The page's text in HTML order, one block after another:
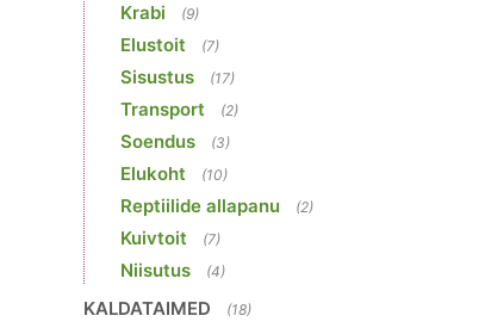
Krabi (9)
Elustoit (7)
Sisustus (17)
Transport (2)
Soendus (3)
Elukoht (10)
Reptiilide allapanu (2)
Kuivtoit (7)
Niisutus (4)
KALDATAIMED (18)